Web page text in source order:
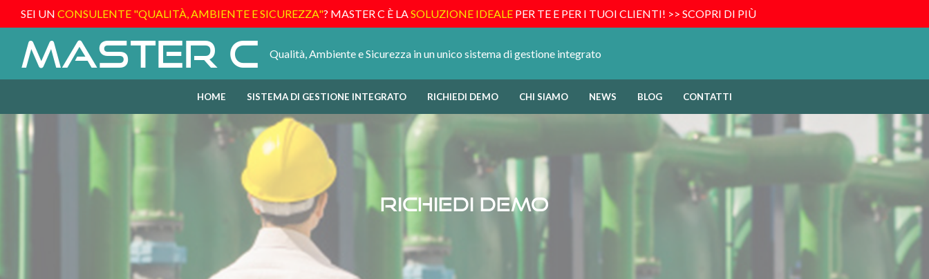
SEI UN CONSULENTE "QUALITÀ, AMBIENTE E SICUREZZA"? MASTER C È LASOLUZIONE IDEALE PER TE E PER I TUOI CLIENTI! >> SCOPRI DI PIÙ
Master C Qualità, Ambiente e Sicurezza in un unico sistema di gestione integrato
HOME SISTEMA DI GESTIONE INTEGRATO RICHIEDI DEMO CHI SIAMO NEWS BLOG CONTATTI
Richiedi Demo